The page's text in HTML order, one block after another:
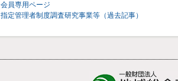
会員専用ページ
指定管理者制度調査研究事業等（過去記事）